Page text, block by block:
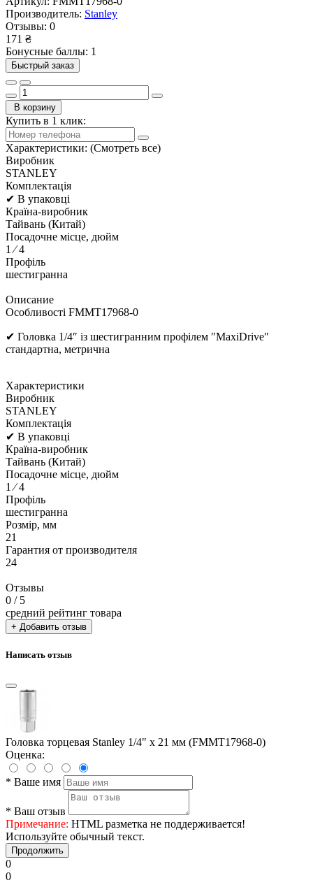
Производитель: Stanley
Отзывы: 0
171 ₴
Бонусные баллы: 1
Быстрый заказ
В корзину
Купить в 1 клик:
Характеристики: (Смотреть все)
Виробник
STANLEY
Комплектація
✔ В упаковці
Країна-виробник
Тайвань (Китай)
Посадочне місце, дюйм
1 ⁄ 4
Профіль
шестигранна
Описание
Особливості FMMT17968-0
✔ Головка 1/4″ із шестигранним профілем ″MaxiDrive″
стандартна, метрична
Характеристики
Виробник
STANLEY
Комплектація
✔ В упаковці
Країна-виробник
Тайвань (Китай)
Посадочне місце, дюйм
1 ⁄ 4
Профіль
шестигранна
Розмір, мм
21
Гарантия от производителя
24
Отзывы
0 / 5
средний рейтинг товара
+ Добавить отзыв
Написать отзыв
Головка торцевая Stanley 1/4" х 21 мм (FMMT17968-0)
Оценка:
* Ваше имя
* Ваш отзыв
Примечание: HTML разметка не поддерживается!
Используйте обычный текст.
Продолжить
0
0